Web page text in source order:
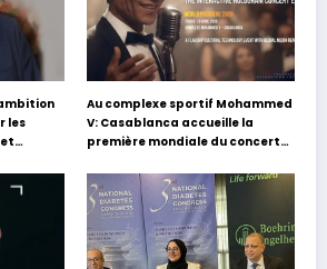
les
des
Au complexe sportif Mohammed
V: Casablanca accueille la
première mondiale du concert
Hafez